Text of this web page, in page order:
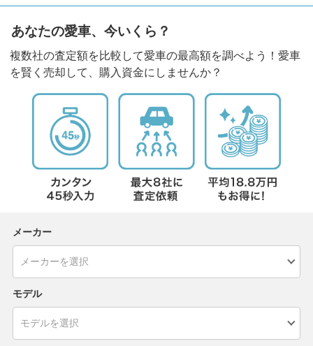
あなたの愛車、今いくら？
複数社の査定額を比較して愛車の最高額を調べよう！愛車
を賢く売却して、購入資金にしませんか？
メーカー
モデル